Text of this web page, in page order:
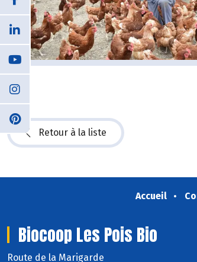
Retour à la liste
Accueil
Biocoop Les Pois Bio
Route de la Marigarde